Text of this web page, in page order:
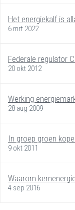
Het energiekalf is
6 mrt 2022
Federale regulator
20 okt 2012
Werking
28 aug 2009
In groep groen
9 okt 2011
Waarom
4 sep 2016